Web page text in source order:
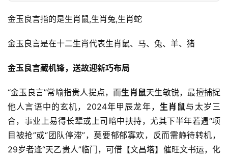
金玉良言指的是生肖鼠,生肖兔,生肖蛇
金玉良言是在十二生肖代表生肖鼠、马、兔、羊、猪
金玉良言藏机锋，送故迎新巧布局
“金玉良言”常喻指贵人提点，而生肖鼠天生敏锐，最擅捕捉
他人言语中的玄机，2024年甲辰龙年， 生肖鼠与太岁三
合，事业上易得长辈或上司暗中扶持，尤其下半年若遇“项
目被抢”或“团队停滞”，莫要郁郁寡欢，反而需静待转机，
29岁者逢“天乙贵人”临门，可借【文昌塔】催旺文书运，化